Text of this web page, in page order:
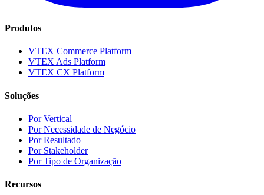
Produtos
VTEX Commerce Platform
VTEX Ads Platform
VTEX CX Platform
Soluções
Por Vertical
Por Necessidade de Negócio
Por Resultado
Por Stakeholder
Por Tipo de Organização
Recursos